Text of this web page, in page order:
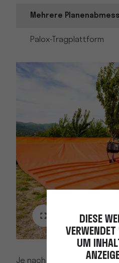
Mehrere
Palox-Tragplattform
Je nach Art der zu
DIESE
UM